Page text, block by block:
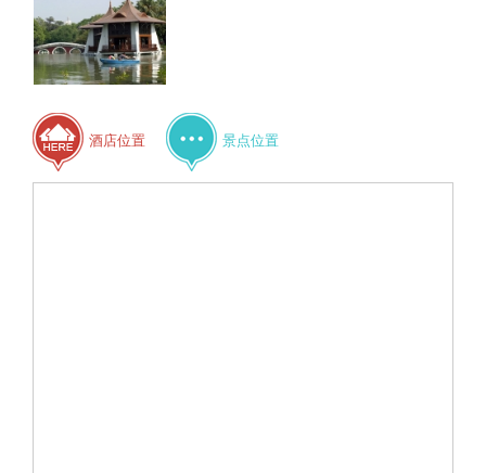
酒店位置 景点位置